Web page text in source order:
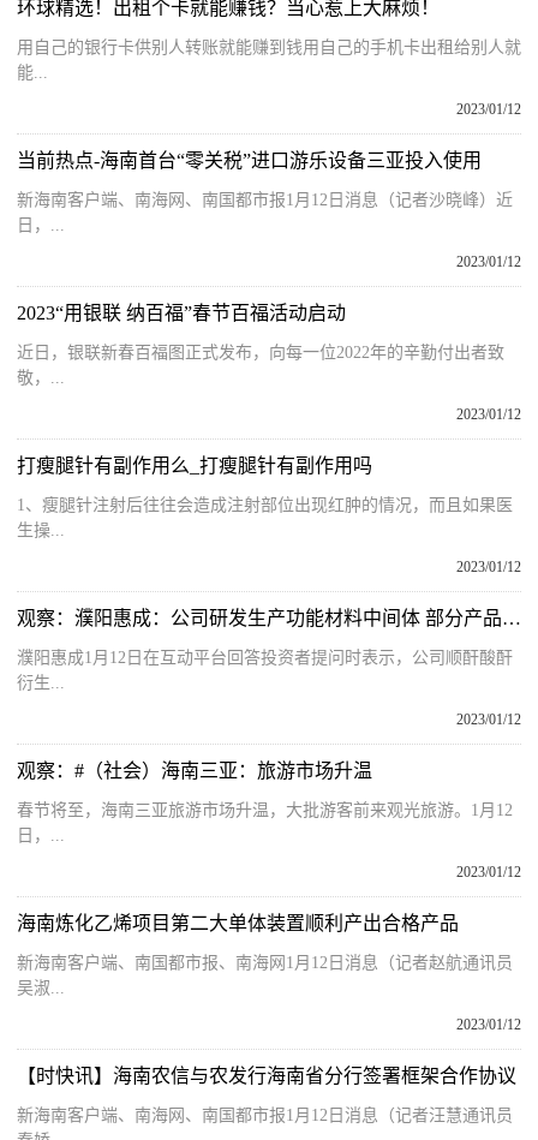
环球精选！出租个卡就能赚钱？当心惹上大麻烦！
用自己的银行卡供别人转账就能赚到钱用自己的手机卡出租给别人就
能...
2023/01/12
当前热点-海南首台“零关税”进口游乐设备三亚投入使用
新海南客户端、南海网、南国都市报1月12日消息（记者沙晓峰）近
日，...
2023/01/12
2023“用银联 纳百福”春节百福活动启动
近日，银联新春百福图正式发布，向每一位2022年的辛勤付出者致
敬，...
2023/01/12
打瘦腿针有副作用么_打瘦腿针有副作用吗
1、瘦腿针注射后往往会造成注射部位出现红肿的情况，而且如果医
生操...
2023/01/12
观察：濮阳惠成：公司研发生产功能材料中间体 部分产品应用于OLED领域
濮阳惠成1月12日在互动平台回答投资者提问时表示，公司顺酐酸酐
衍生...
2023/01/12
观察：#（社会）海南三亚：旅游市场升温
春节将至，海南三亚旅游市场升温，大批游客前来观光旅游。1月12
日，...
2023/01/12
海南炼化乙烯项目第二大单体装置顺利产出合格产品
新海南客户端、南国都市报、南海网1月12日消息（记者赵航通讯员
吴淑...
2023/01/12
【时快讯】海南农信与农发行海南省分行签署框架合作协议
新海南客户端、南海网、南国都市报1月12日消息（记者汪慧通讯员